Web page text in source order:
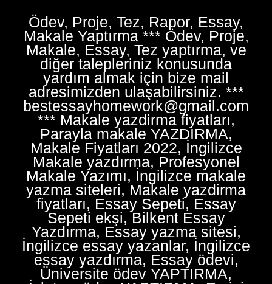
Ödev, Proje, Tez, Rapor, Essay,
Makale Yaptırma *** Ödev, Proje,
Makale, Essay, Tez yaptırma, ve
diğer talepleriniz konusunda
yardım almak için bize mail
adresimizden ulaşabilirsiniz. ***
bestessayhomework@gmail.com
*** Makale yazdirma fiyatları,
Parayla makale YAZDIRMA,
Makale Fiyatları 2022, İngilizce
Makale yazdırma, Profesyonel
Makale Yazımı, İngilizce makale
yazma siteleri, Makale yazdirma
fiyatları, Essay Sepeti, Essay
Sepeti ekşi, Bilkent Essay
Yazdırma, Essay yazma sitesi,
İngilizce essay yazanlar, İngilizce
essay yazdırma, Essay ödevi,
Üniversite ödev YAPTIRMA,